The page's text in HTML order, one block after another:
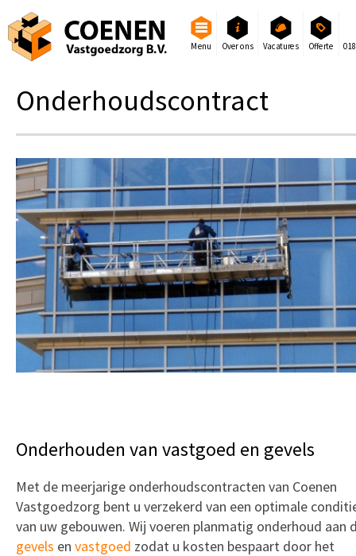
Menu Over ons Vacatures Offerte
Onderhoudscontract
Onderhouden van vastgoed en gevels
Met de meerjarige onderhoudscontracten van Coenen
Vastgoedzorg bent u verzekerd van een optimale
van uw gebouwen. Wij voeren planmatig onderhoud aan
gevels en vastgoed zodat u kosten bespaart door het